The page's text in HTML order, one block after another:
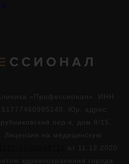
в
«Профессионал». ИНН
Юр. адрес:
пер-к, дом 8/15,
на медицинскую
от 11.12.2020
здравоохранения города